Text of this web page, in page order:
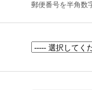
郵便番号を半角数